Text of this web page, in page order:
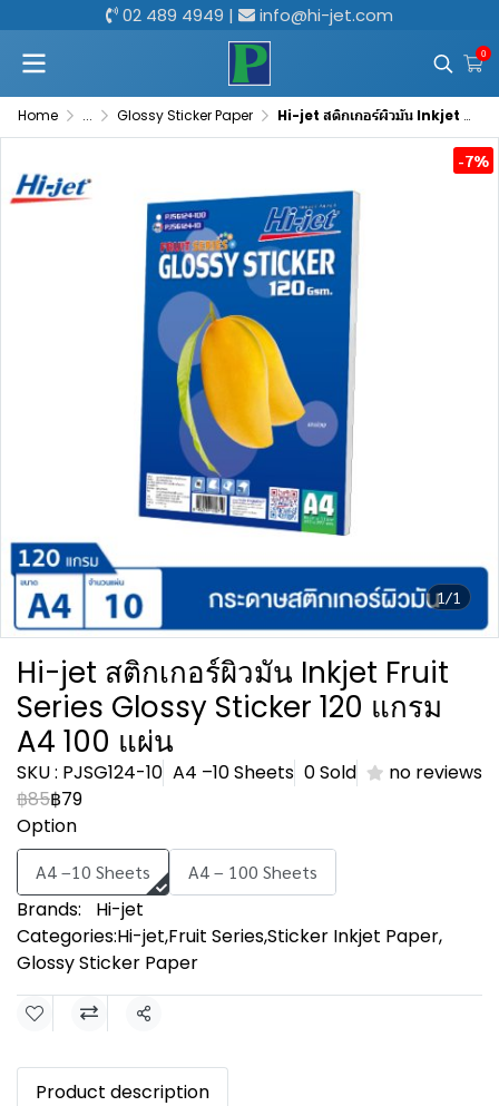
02 489 4949 | info@hi-jet.com
0
Home ... Glossy Sticker Paper Hi-jet สติกเกอร์ผิวมัน Inkjet Fruit Series Glossy Sticker 120 แกรม A4 100 แผ่น
1/1
-7%
Hi-jet สติกเกอร์ผิวมัน Inkjet Fruit
Series Glossy Sticker 120 แกรม
A4 100 แผ่น
SKU : PJSG124-10 A4 –10 Sheets 0 Sold
no reviews
฿85฿79
Option
A4 –10 Sheets A4 – 100 Sheets
Brands:
Hi-jet
Categories:Hi-jet,Fruit Series,Sticker Inkjet Paper,
Glossy Sticker Paper
Share
Product description